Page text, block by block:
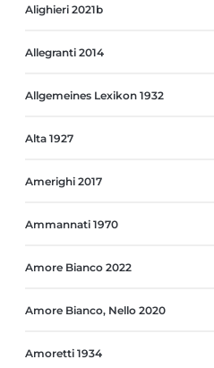
Alighieri 2021b
Allegranti 2014
Allgemeines Lexikon 1932
Alta 1927
Amerighi 2017
Ammannati 1970
Amore Bianco 2022
Amore Bianco, Nello 2020
Amoretti 1934